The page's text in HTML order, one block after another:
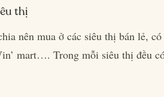
thị
nên mua ở các siêu thị bán lẻ,
mart…. Trong mỗi siêu thị đều